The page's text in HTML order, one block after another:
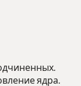
ядра.